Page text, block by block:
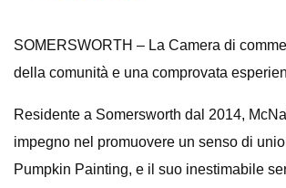
SOMERSWORTH – La Camera di
della comunità e una comprovata
Residente a Somersworth dal 2014,
impegno nel promuovere un senso di
Pumpkin Painting, e il suo inestimabile